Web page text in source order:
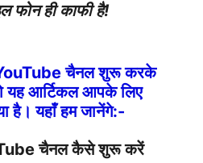
फोन ही काफी है!
YouTube चैनल शुरू करके
यह आर्टिकल आपके लिए
है। यहाँ हम जानेंगे:-
चैनल कैसे शुरू करें